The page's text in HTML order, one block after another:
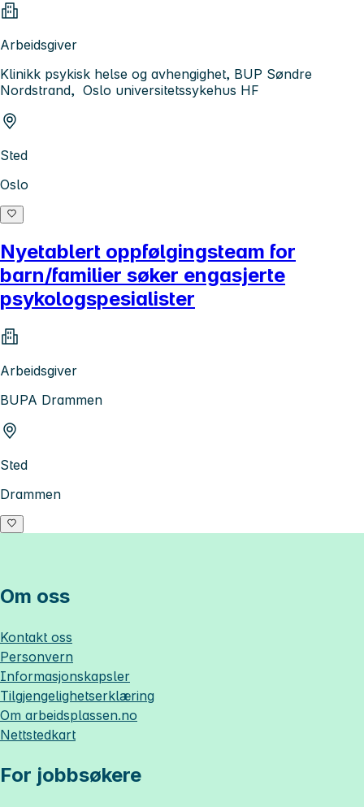
Arbeidsgiver
Klinikk psykisk helse og avhengighet, BUP Søndre
Nordstrand, Oslo universitetssykehus HF
Sted
Oslo
Nyetablert oppfølgingsteam for
barn/familier søker engasjerte
psykologspesialister
Arbeidsgiver
BUPA Drammen
Sted
Drammen
Om oss
Kontakt oss
Personvern
Informasjonskapsler
Tilgjengelighetserklæring
Om arbeidsplassen.no
Nettstedkart
For jobbsøkere